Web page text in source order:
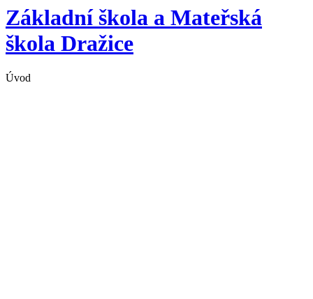
Základní škola a Mateřská
škola Dražice
Úvod